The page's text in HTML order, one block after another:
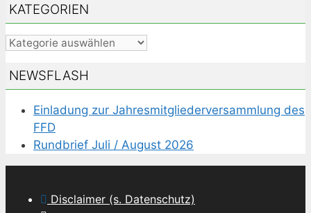
KATEGORIEN
Kategorien
NEWSFLASH
Einladung zur Jahresmitgliederversammlung des
FFD
Rundbrief Juli / August 2026
Disclaimer (s. Datenschutz)